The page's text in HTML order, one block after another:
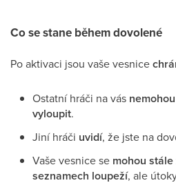
Co se stane během dovolené
Po aktivaci jsou vaše vesnice
Ostatní hráči na vás
vyloupit.
Jiní hráči uvidí, že jste na
Vaše vesnice se mohou
seznamech loupeží, ale